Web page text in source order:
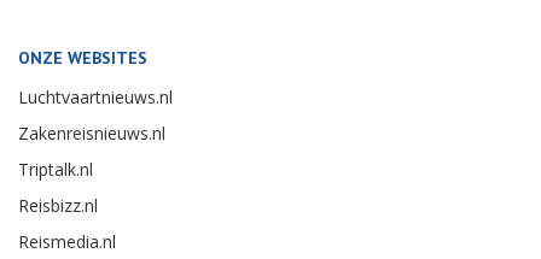
ONZE WEBSITES
Luchtvaartnieuws.nl
Zakenreisnieuws.nl
Triptalk.nl
Reisbizz.nl
Reismedia.nl